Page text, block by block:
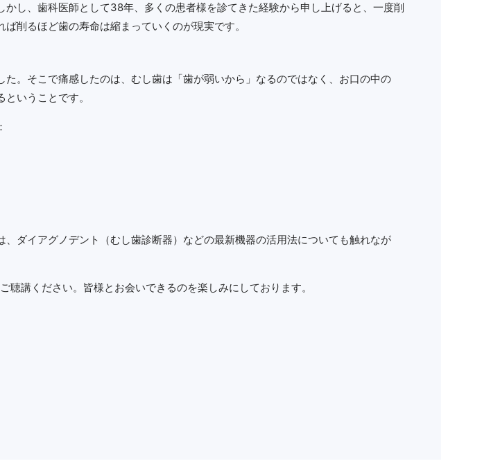
し、歯科医師として38年、多くの患者様を診てきた経験から申し上げると、一度削
削るほど歯の寿命は縮まっていくのが現実です。
。そこで痛感したのは、むし歯は「歯が弱いから」なるのではなく、お口の中の
いうことです。
ダイアグノデント（むし歯診断器）などの最新機器の活用法についても触れなが
講ください。皆様とお会いできるのを楽しみにしております。